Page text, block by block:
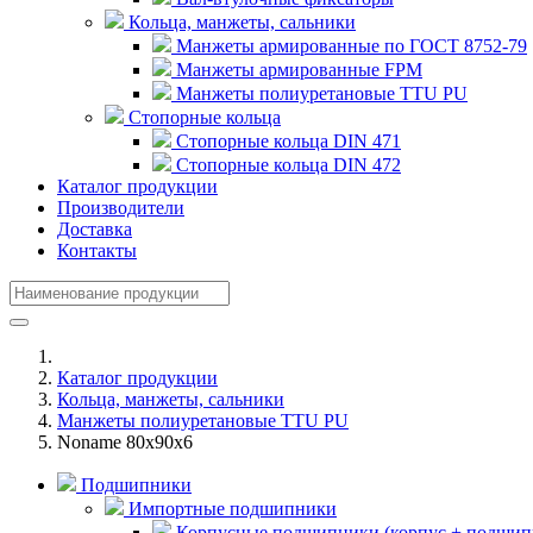
Кольца, манжеты, сальники
Манжеты армированные по ГОСТ 8752-79
Манжеты армированные FPM
Манжеты полиуретановые TTU PU
Стопорные кольца
Стопорные кольца DIN 471
Стопорные кольца DIN 472
Каталог продукции
Производители
Доставка
Контакты
Каталог продукции
Кольца, манжеты, сальники
Манжеты полиуретановые TTU PU
Noname 80x90x6
Подшипники
Импортные подшипники